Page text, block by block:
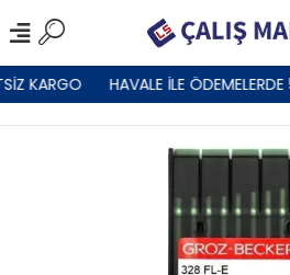
KARGO HAVALE İLE ÖDEMELERDE